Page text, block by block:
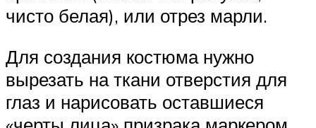
чисто белая), или отрез марли.
Для создания костюма нужно
вырезать на ткани отверстия для
глаз и нарисовать оставшиеся